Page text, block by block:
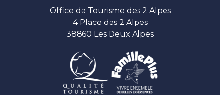
Office de Tourisme des 2 Alpes
4 Place des 2 Alpes
38860 Les Deux Alpes